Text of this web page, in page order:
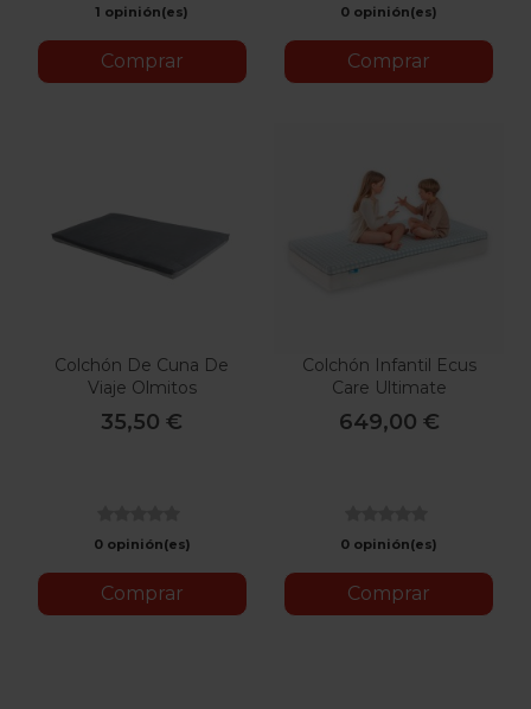
1 opinión(es)
Comprar
0 opinión(es)
Comprar
Colchón De Cuna De
Viaje Olmitos
35,50 €
0 opinión(es)
Comprar
Colchón Infantil Ecus
Care Ultimate
649,00 €
0 opinión(es)
Comprar